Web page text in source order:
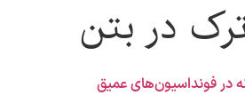
در بتن
در فونداسیون‌های عمیق